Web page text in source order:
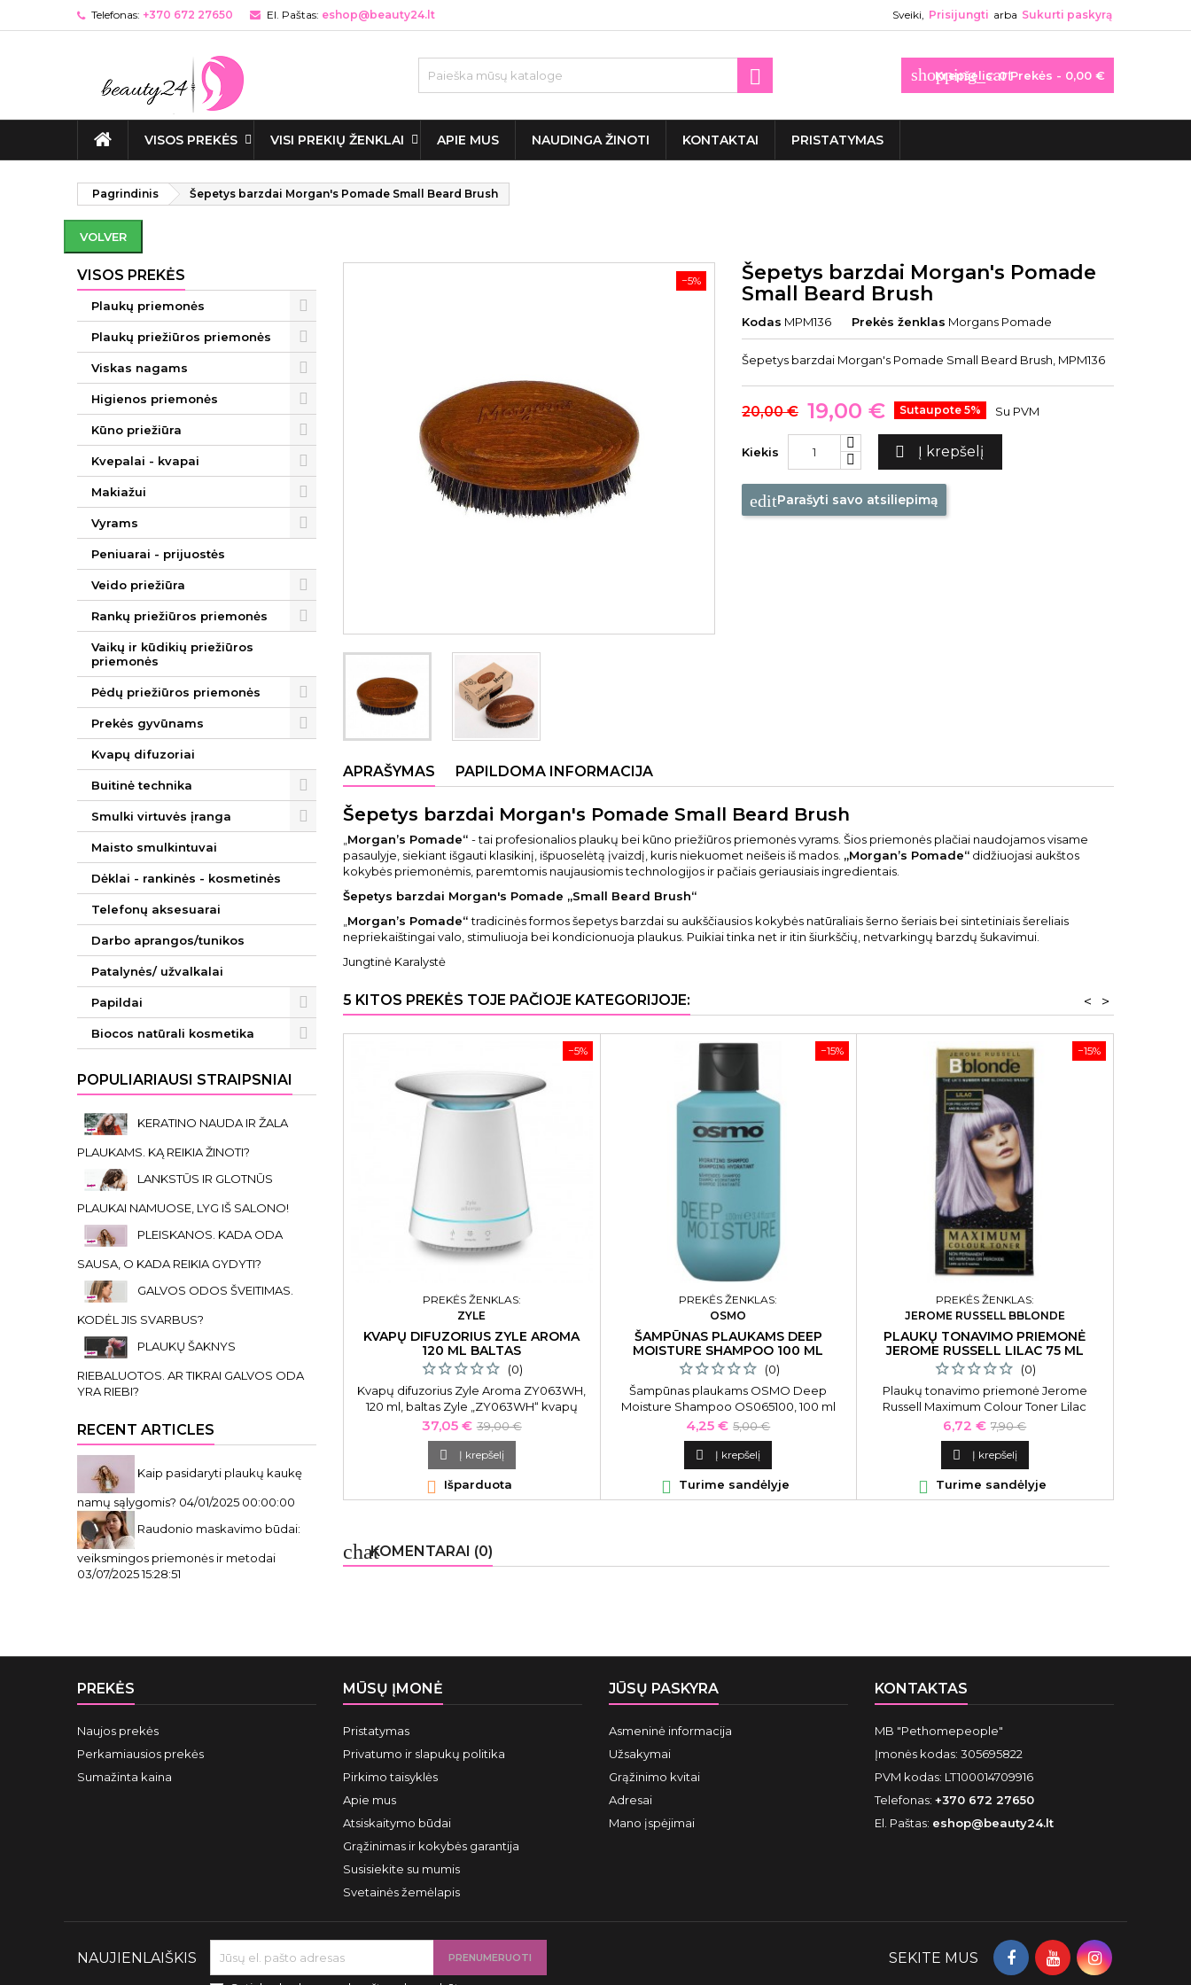
Telefonas: +370 672 27650 El. Paštas: eshop@beauty24.lt Sveiki, Prisijungti arba Sukurti paskyrą
shopping_cart
Krepšelis: 0Prekės - 0,00 €

VISOS PREKĖS VISI PREKIŲ ŽENKLAI APIE MUS NAUDINGA ŽINOTI KONTAKTAI PRISTATYMAS
Pagrindinis Šepetys barzdai Morgan's Pomade Small Beard Brush
VOLVER
VISOS PREKĖS
Plaukų priemonės
Plaukų priežiūros priemonės
Viskas nagams
Higienos priemonės
Kūno priežiūra
Kvepalai - kvapai
Makiažui
Vyrams
Peniuarai - prijuostės
Veido priežiūra
Rankų priežiūros priemonės
Vaikų ir kūdikių priežiūros
priemonės
Pėdų priežiūros priemonės
Prekės gyvūnams
Kvapų difuzoriai
Buitinė technika
Smulki virtuvės įranga
Maisto smulkintuvai
Dėklai - rankinės - kosmetinės
Telefonų aksesuarai
Darbo aprangos/tunikos
Patalynės/ užvalkalai
Papildai
Biocos natūrali kosmetika
POPULIARIAUSI STRAIPSNIAI
KERATINO NAUDA IR ŽALA
PLAUKAMS. KĄ REIKIA ŽINOTI?
LANKSTŪS IR GLOTNŪS
PLAUKAI NAMUOSE, LYG IŠ SALONO!
PLEISKANOS. KADA ODA
SAUSA, O KADA REIKIA GYDYTI?
GALVOS ODOS ŠVEITIMAS.
KODĖL JIS SVARBUS?
PLAUKŲ ŠAKNYS
RIEBALUOTOS. AR TIKRAI GALVOS ODA
YRA RIEBI?
RECENT ARTICLES
Kaip pasidaryti plaukų kaukę
namų sąlygomis? 04/01/2025 00:00:00
Raudonio maskavimo būdai:
veiksmingos priemonės ir metodai
03/07/2025 15:28:51
−5%
Šepetys barzdai Morgan's Pomade
Small Beard Brush
Kodas MPM136 Prekės ženklas Morgans Pomade
Šepetys barzdai Morgan's Pomade Small Beard Brush, MPM136
20,00 € 19,00 € Sutaupote 5% Su PVM
Kiekis  Į krepšelį
editParašyti savo atsiliepimą
APRAŠYMAS PAPILDOMA INFORMACIJA
Šepetys barzdai Morgan's Pomade Small Beard Brush
Morgan’s Pomade“ - tai profesionalios plaukų bei kūno priežiūros priemonės vyrams. Šios priemonės plačiai naudojamos visame
pasaulyje, siekiant išgauti klasikinį, išpuoselėtą įvaizdį, kuris niekuomet neišeis iš mados. „Morgan’s Pomade“ didžiuojasi aukštos
kokybės priemonėmis, paremtomis naujausiomis technologijos ir pačiais geriausiais ingredientais.
Šepetys barzdai Morgan's Pomade „Small Beard Brush“
Morgan’s Pomade“tradicinės formos šepetys barzdai su aukščiausios kokybės natūraliais šerno šeriais bei sintetiniais šereliais
nepriekaištingai valo, stimuliuoja bei kondicionuoja plaukus. Puikiai tinka net ir itin šiurkščių, netvarkingų barzdų šukavimui.
Jungtinė Karalystė
5 KITOS PREKĖS TOJE PAČIOJE KATEGORIJOJE: >
<
−5%
PREKĖS ŽENKLAS:
ZYLE
KVAPŲ DIFUZORIUS ZYLE AROMA
120 ML BALTAS
(0)
Kvapų difuzorius Zyle Aroma ZY063WH,
120 ml, baltas Zyle „ZY063WH“ kvapų
difuzorius skleidžia malonų eterinių aliejų
aromatą jūsų namuose. Kvapų
difuzorius yra tinkamas naudoti
aromaterapijai, nes eteriniai aliejai turi
pripažintą teigiamą poveikį žmogaus
organizmui ir nervų sistemai.
Kaina
37,05 € Bazinė
kaina
39,00 €
 Į krepšelį
 Išparduota
−15%
PREKĖS ŽENKLAS:
OSMO
ŠAMPŪNAS PLAUKAMS DEEP
MOISTURE SHAMPOO 100 ML
(0)
Šampūnas plaukams OSMO Deep
Moisture Shampoo OS065100, 100 ml
Kaina
4,25 € Bazinė
kaina
5,00 €
 Į krepšelį
 Turime sandėlyje
−15%
PREKĖS ŽENKLAS:
JEROME RUSSELL BBLONDE
PLAUKŲ TONAVIMO PRIEMONĖ
JEROME RUSSELL LILAC 75 ML
(0)
Plaukų tonavimo priemonė Jerome
Russell Maximum Colour Toner Lilac
JR534279, plaukams suteikia atspalvį, 75
ml
Kaina
6,72 € Bazinė
kaina
7,90 €
 Į krepšelį
 Turime sandėlyje
chatKOMENTARAI (0)
PREKĖS
Naujos prekės
Perkamiausios prekės
Sumažinta kaina
MŪSŲ ĮMONĖ
Pristatymas
Privatumo ir slapukų politika
Pirkimo taisyklės
Apie mus
Atsiskaitymo būdai
Grąžinimas ir kokybės garantija
Susisiekite su mumis
Svetainės žemėlapis
JŪSŲ PASKYRA
Asmeninė informacija
Užsakymai
Grąžinimo kvitai
Adresai
Mano įspėjimai
KONTAKTAS
MB "Pethomepeople"
Įmonės kodas: 305695822
PVM kodas: LT100014709916
Telefonas: +370 672 27650
El. Paštas: eshop@beauty24.lt
NAUJIENLAIŠKIS SEKITE MUS